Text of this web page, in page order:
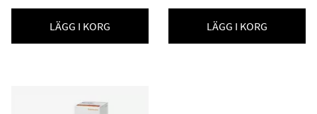
LÄGG I KORG LÄGG I KORG